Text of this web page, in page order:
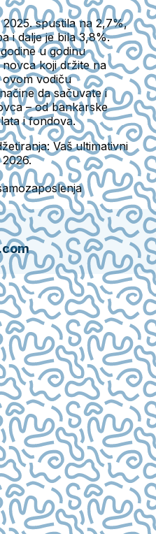
spustila na 2,7%,
i dalje je bila 3,8%.
u godinu
koji držite na
vodiču
da sačuvate i
– od bankarske
i fondova.
Vaš ultimativni